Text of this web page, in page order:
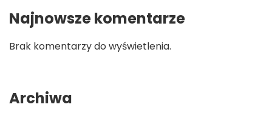
Najnowsze komentarze
Brak komentarzy do wyświetlenia.
Archiwa